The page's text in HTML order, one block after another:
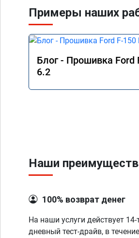
Примеры наших
Блог - Прошивка Ford
6.2
Наши
100% возврат денег
На наши услуги действует 14-
дневный тест-драйв, в течение